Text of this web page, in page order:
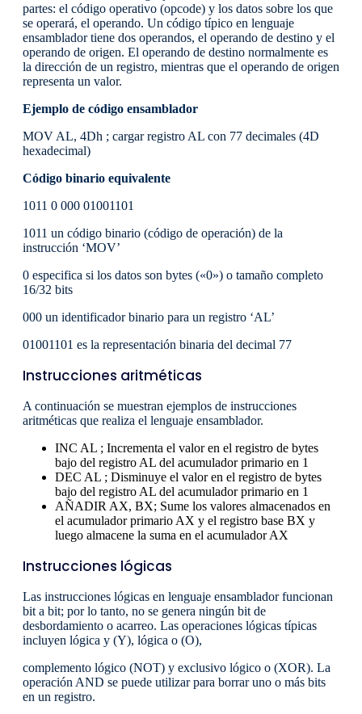
partes: el código operativo (opcode) y los datos sobre los que
se operará, el operando. Un código típico en lenguaje
ensamblador tiene dos operandos, el operando de destino y el
operando de origen. El operando de destino normalmente es
la dirección de un registro, mientras que el operando de origen
representa un valor.
Ejemplo de código ensamblador
MOV AL, 4Dh ; cargar registro AL con 77 decimales (4D
hexadecimal)
Código binario equivalente
1011 0 000 01001101
1011 un código binario (código de operación) de la
instrucción ‘MOV’
0 especifica si los datos son bytes («0») o tamaño completo
16/32 bits
000 un identificador binario para un registro ‘AL’
01001101 es la representación binaria del decimal 77
Instrucciones aritméticas
A continuación se muestran ejemplos de instrucciones
aritméticas que realiza el lenguaje ensamblador.
INC AL ; Incrementa el valor en el registro de bytes
bajo del registro AL del acumulador primario en 1
DEC AL ; Disminuye el valor en el registro de bytes
bajo del registro AL del acumulador primario en 1
AÑADIR AX, BX; Sume los valores almacenados en
el acumulador primario AX y el registro base BX y
luego almacene la suma en el acumulador AX
Instrucciones lógicas
Las instrucciones lógicas en lenguaje ensamblador funcionan
bit a bit; por lo tanto, no se genera ningún bit de
desbordamiento o acarreo. Las operaciones lógicas típicas
incluyen lógica y (Y), lógica o (O),
complemento lógico (NOT) y exclusivo lógico o (XOR). La
operación AND se puede utilizar para borrar uno o más bits
en un registro.